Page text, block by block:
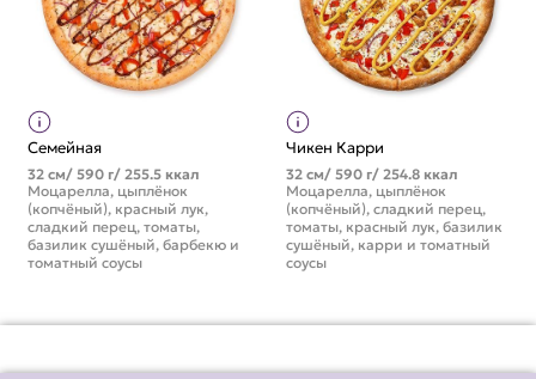
Семейная
32 см/ 590 г/ 255.5 ккал
Моцарелла, цыплёнок
(копчёный), красный лук,
сладкий перец, томаты,
базилик сушёный, барбекю и
томатный соусы
Чикен Карри
32 см/ 590 г/ 254.8 ккал
Моцарелла, цыплёнок
(копчёный), сладкий перец,
томаты, красный лук, базилик
сушёный, карри и томатный
соусы